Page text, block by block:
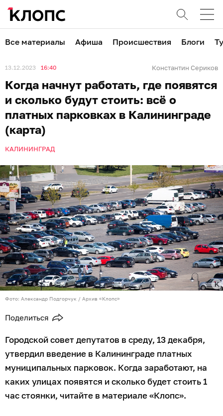
Все материалы Афиша Происшествия Блоги
13.12.2023 16:40 Константин Сериков
Когда начнут работать, где появятся
и сколько будут стоить: всё о
платных парковках в Калининграде
(карта)
КАЛИНИНГРАД
Фото: Александр Подгорчук / Архив «Клопс»
Поделиться
Городской совет депутатов в среду, 13 декабря,
утвердил введение в Калининграде платных
муниципальных парковок. Когда заработают, на
каких улицах появятся и сколько будет стоить 1
час стоянки, читайте в материале «Клопс».